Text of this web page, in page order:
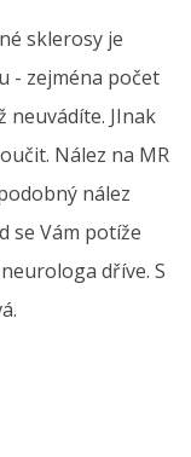
sklerosy je
- zejména počet
neuvádíte. JInak
Nález na MR
nález
se Vám potíže
dříve. S